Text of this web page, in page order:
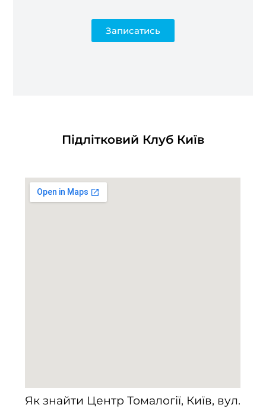
Записатись
Підлітковий Клуб Київ
Як знайти Центр Томалогії, Київ, вул.